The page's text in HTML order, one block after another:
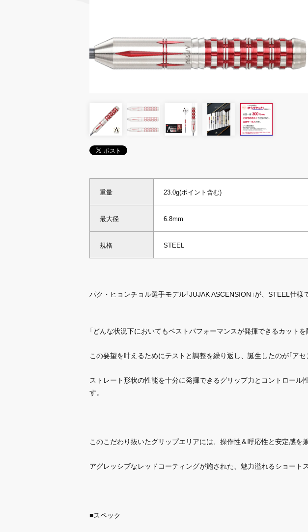
重量 23.0g(ポイント含む)
最大径 6.8mm
規格 STEEL
パク・ヒョンチョル選手モデル「JUJAK ASCENSION」が、STEEL仕様
「どんな状況下においてもベストパフォーマンスが発揮できるカットを
この要望を叶えるためにテストと調整を繰り返し、誕生したのが「アセ
ストレート形状の性能を十分に発揮できるグリップ力とコントロー
す。
このこだわり抜いたグリップエリアには、操作性＆呼応性と安定感を
アグレッシブなレッドコーティングが施された、魅力溢れるショート
■スペック